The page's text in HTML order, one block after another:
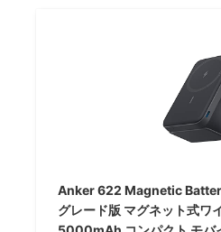
Anker 622 Magnetic
グレード版 マグネット式ワ